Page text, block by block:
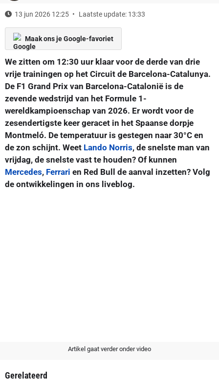
13 jun 2026 12:25 Laatste update: 13:33
Maak ons je Google-favoriet
We zitten om 12:30 uur klaar voor de derde van drie
vrije trainingen op het Circuit de Barcelona-Catalunya.
De F1 Grand Prix van Barcelona-Catalonië is de
zevende wedstrijd van het Formule 1-
wereldkampioenschap van 2026. Er wordt voor de
zesendertigste keer geracet in het Spaanse dorpje
Montmeló. De temperatuur is gestegen naar 30°C en
de zon schijnt. Weet Lando Norris, de snelste man van
vrijdag, de snelste vast te houden? Of kunnen
Mercedes, Ferrari en Red Bull de aanval inzetten? Volg
de ontwikkelingen in ons liveblog.
Artikel gaat verder onder video
Gerelateerd